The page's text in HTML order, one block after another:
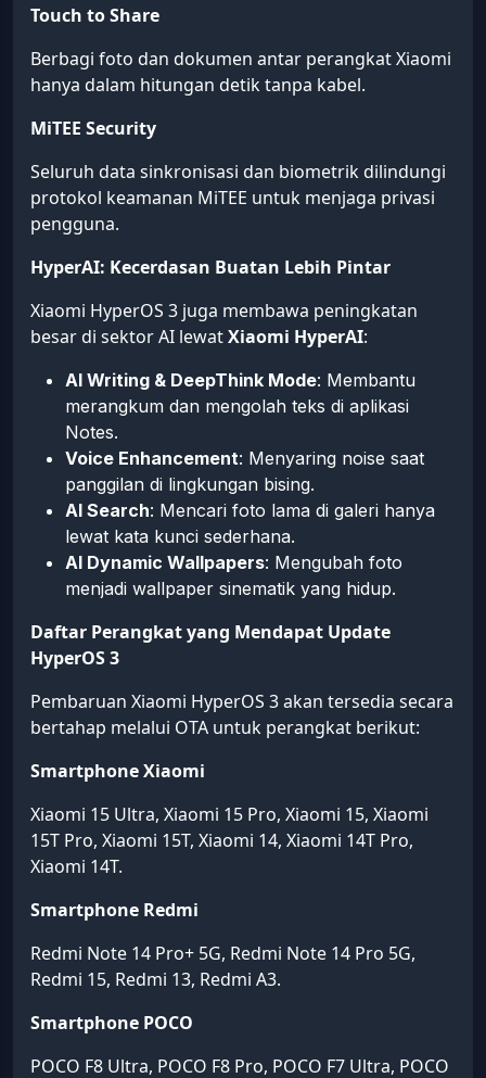
Touch to Share
Berbagi foto dan dokumen antar perangkat Xiaomi
hanya dalam hitungan detik tanpa kabel.
MiTEE Security
Seluruh data sinkronisasi dan biometrik dilindungi
protokol keamanan MiTEE untuk menjaga privasi
pengguna.
HyperAI: Kecerdasan Buatan Lebih Pintar
Xiaomi HyperOS 3 juga membawa peningkatan
besar di sektor AI lewatXiaomi HyperAI:
AI Writing & DeepThink Mode: Membantu
merangkum dan mengolah teks di aplikasi
Notes.
Voice Enhancement: Menyaring noise saat
panggilan di lingkungan bising.
AI Search: Mencari foto lama di galeri hanya
lewat kata kunci sederhana.
AI Dynamic Wallpapers: Mengubah foto
menjadi wallpaper sinematik yang hidup.
Daftar Perangkat yang Mendapat Update
HyperOS 3
Pembaruan Xiaomi HyperOS 3 akan tersedia secara
bertahap melalui OTA untuk perangkat berikut:
Smartphone Xiaomi
Xiaomi 15 Ultra, Xiaomi 15 Pro, Xiaomi 15, Xiaomi
15T Pro, Xiaomi 15T, Xiaomi 14, Xiaomi 14T Pro,
Xiaomi 14T.
Smartphone Redmi
Redmi Note 14 Pro+ 5G, Redmi Note 14 Pro 5G,
Redmi 15, Redmi 13, Redmi A3.
Smartphone POCO
POCO F8 Ultra, POCO F8 Pro, POCO F7 Ultra, POCO